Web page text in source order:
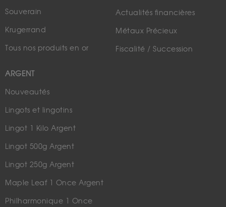
Souverain
Krugerrand
Tous nos produits en or
ARGENT
Nouveautés
Lingots et lingotins
Lingot 1 Kilo Argent
Lingot 500g Argent
Lingot 250g Argent
Maple Leaf 1 Once Argent
Philharmonique 1 Once
Actualités financières
Métaux Précieux
Fiscalité / Succession